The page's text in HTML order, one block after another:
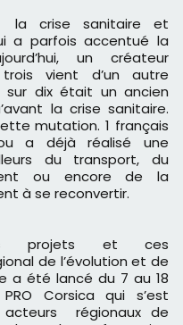
la crise sanitaire et
a parfois accentué la
un créateur
vient d’un autre
sur dix était un ancien
la crise sanitaire.
mutation. 1 français
a déjà réalisé une
du transport, du
ou encore de la
à se reconvertir.
projets et ces
de l’évolution et de
a été lancé du 7 au 18
Corsica qui s’est
acteurs régionaux de